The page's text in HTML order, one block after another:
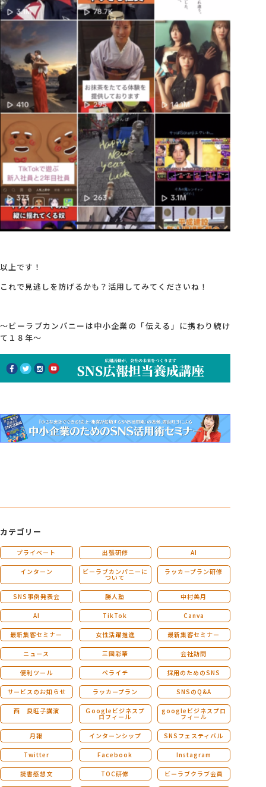
以上です！
これで見逃しを防げるかも？活用してみてくださいね！
～ビーラブカンパニーは中小企業の「伝える」に携わり続け
て１８年～
カテゴリー
プライベート 出張研修 AI
インターン ビーラブカンパニーに
ついて
ラッカープラン研修
SNS事例発表会 勝人塾 中村美月
AI TikTok Canva
最新集客セミナー 女性活躍推進 最新集客セミナー
ニュース 三國彩華 会社訪問
便利ツール ペライチ 採用のためのSNS
サービスのお知らせ ラッカープラン SNSのQ&A
西 良旺子講演 Ｇoogleビジネスプ
ロフィール
googleビジネスプロ
フィール
月報 インターンシップ SNSフェスティバル
Twitter Facebook Instagram
読書感想文 TOC研修 ビーラブクラブ会員